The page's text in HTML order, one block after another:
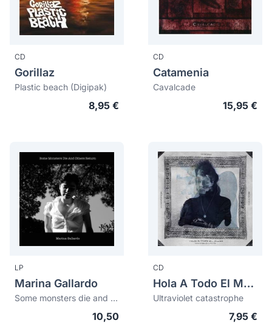
CD
Gorillaz
Plastic beach (Digipak)
8,95 €
CD
Catamenia
Cavalcade
15,95 €
LP
Marina Gallardo
Some monsters die and others return
10,50
CD
Hola A Todo El Mundo (Hatem)
Ultraviolet catastrophe
7,95 €